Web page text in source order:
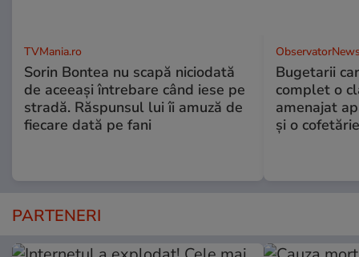
TVMania.ro
Sorin Bontea nu scapă niciodată
de aceeași întrebare când iese pe
stradă. Răspunsul lui îi amuză de
fiecare dată pe fani
Bugetarii
complet o
amenajat
și o cofetărie
PARTENERI